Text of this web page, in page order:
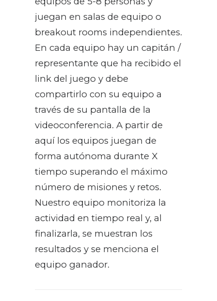
juegan en salas de equipo o
breakout rooms independientes.
En cada equipo hay un capitán /
representante que ha recibido el
link del juego y debe
compartirlo con su equipo a
través de su pantalla de la
videoconferencia. A partir de
aquí los equipos juegan de
forma autónoma durante X
tiempo superando el máximo
número de misiones y retos.
Nuestro equipo monitoriza la
actividad en tiempo real y, al
finalizarla, se muestran los
resultados y se menciona el
equipo ganador.